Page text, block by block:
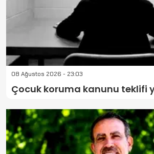
08 Ağustos 2026 - 23:03
Çocuk koruma kanunu teklifi